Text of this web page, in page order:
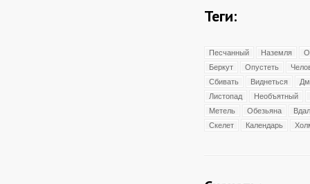
Теги:
Песчанный Наземля
Беркут
Опустеть
Сбивать
Виднеться
Листопад
Необъятный
Метель
Обезьяна
Скелет
Календарь